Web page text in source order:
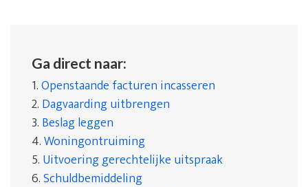
Ga direct naar:
1.Openstaande facturen incasseren
2. Dagvaarding uitbrengen
3. Beslag leggen
4.Woningontruiming
5. Uitvoering gerechtelijke uitspraak
6.Schuldbemiddeling